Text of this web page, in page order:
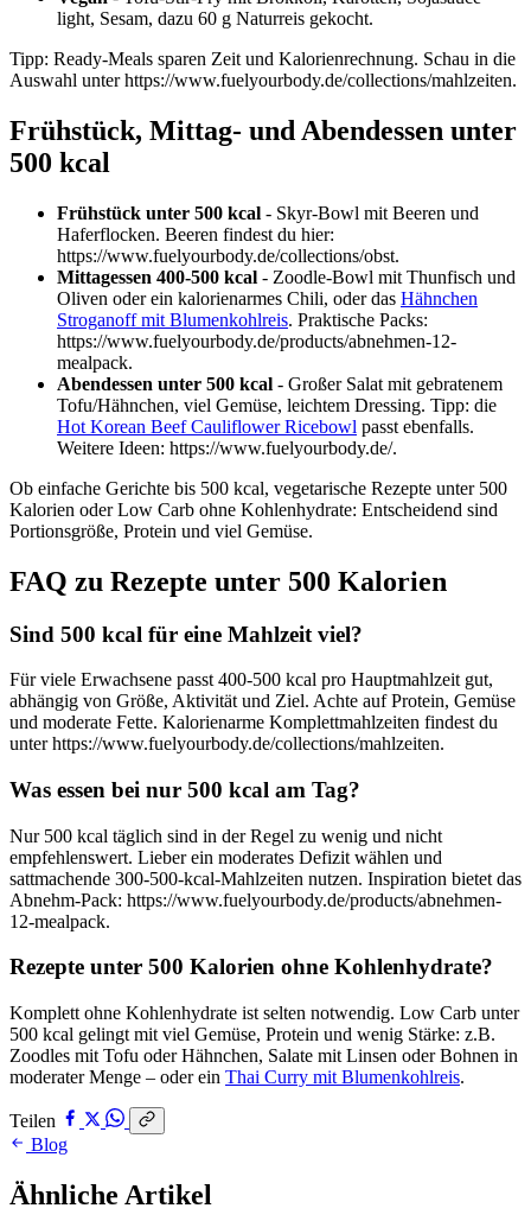
light, Sesam, dazu 60 g Naturreis gekocht.
Tipp: Ready-Meals sparen Zeit und Kalorienrechnung. Schau in die
Auswahl unter https://www.fuelyourbody.de/collections/mahlzeiten.
Frühstück, Mittag- und Abendessen unter
500 kcal
Frühstück unter 500 kcal - Skyr-Bowl mit Beeren und
Haferflocken. Beeren findest du hier:
https://www.fuelyourbody.de/collections/obst.
Mittagessen 400-500 kcal - Zoodle-Bowl mit Thunfisch und
Oliven oder ein kalorienarmes Chili, oder das Hähnchen
Stroganoff mit Blumenkohlreis. Praktische Packs:
https://www.fuelyourbody.de/products/abnehmen-12-
mealpack.
Abendessen unter 500 kcal - Großer Salat mit gebratenem
Tofu/Hähnchen, viel Gemüse, leichtem Dressing. Tipp: die
Hot Korean Beef Cauliflower Ricebowl passt ebenfalls.
Weitere Ideen: https://www.fuelyourbody.de/.
Ob einfache Gerichte bis 500 kcal, vegetarische Rezepte unter 500
Kalorien oder Low Carb ohne Kohlenhydrate: Entscheidend sind
Portionsgröße, Protein und viel Gemüse.
FAQ zu Rezepte unter 500 Kalorien
Sind 500 kcal für eine Mahlzeit viel?
Für viele Erwachsene passt 400-500 kcal pro Hauptmahlzeit gut,
abhängig von Größe, Aktivität und Ziel. Achte auf Protein, Gemüse
und moderate Fette. Kalorienarme Komplettmahlzeiten findest du
unter https://www.fuelyourbody.de/collections/mahlzeiten.
Was essen bei nur 500 kcal am Tag?
Nur 500 kcal täglich sind in der Regel zu wenig und nicht
empfehlenswert. Lieber ein moderates Defizit wählen und
sattmachende 300-500-kcal-Mahlzeiten nutzen. Inspiration bietet das
Abnehm-Pack: https://www.fuelyourbody.de/products/abnehmen-
12-mealpack.
Rezepte unter 500 Kalorien ohne Kohlenhydrate?
Komplett ohne Kohlenhydrate ist selten notwendig. Low Carb unter
500 kcal gelingt mit viel Gemüse, Protein und wenig Stärke: z.B.
Zoodles mit Tofu oder Hähnchen, Salate mit Linsen oder Bohnen in
moderater Menge – oder ein Thai Curry mit Blumenkohlreis.
Teilen
Blog
Ähnliche Artikel